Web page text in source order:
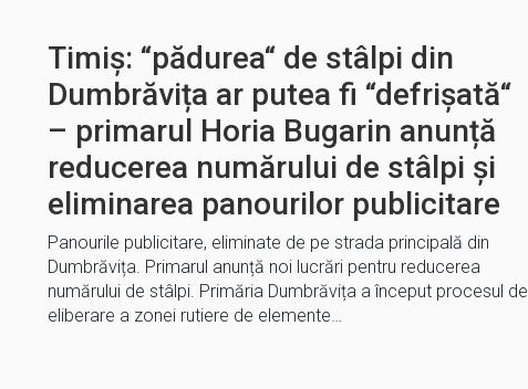
Timiș: “pădurea“ de stâlpi din
Dumbrăvița ar putea fi “defrișată“
– primarul Horia Bugarin anunță
reducerea numărului de stâlpi și
eliminarea panourilor publicitare
Panourile publicitare, eliminate de pe strada principală din
Dumbrăvița. Primarul anunță noi lucrări pentru reducerea
numărului de stâlpi. Primăria Dumbrăvița a început procesul de
eliberare a zonei rutiere de elemente…